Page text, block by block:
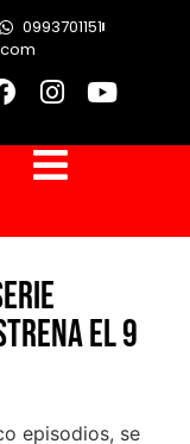
0993701151
el 9